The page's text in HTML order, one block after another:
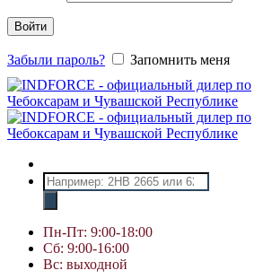
Войти
Забыли пароль? Запомнить меня
Поиск
товаров
Пн-Пт: 9:00-18:00
Сб: 9:00-16:00
Вс: выходной